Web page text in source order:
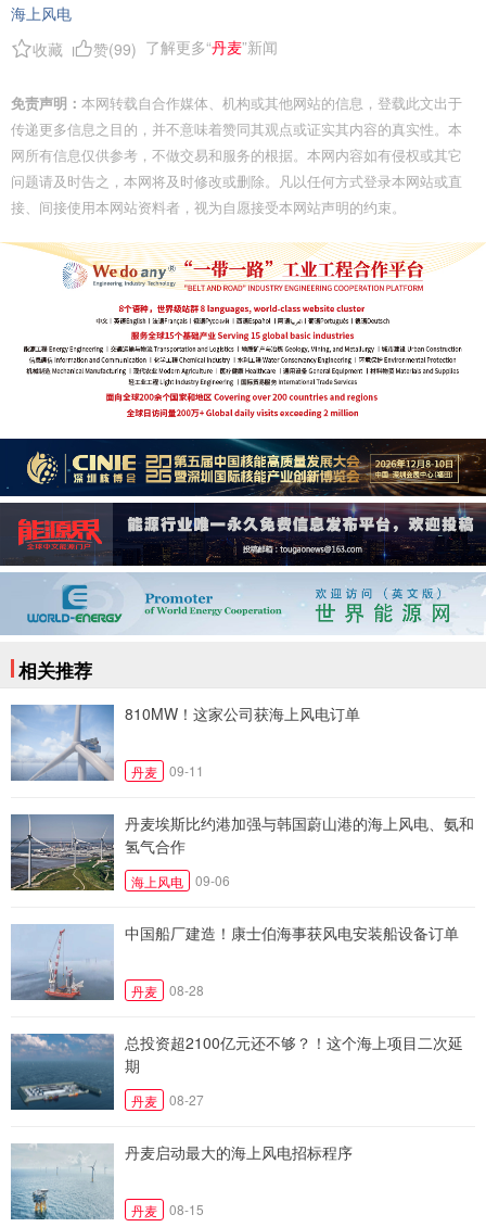
海上风电
收藏
赞(99) 了解更多“丹麦”新闻
免责声明： 本网转载自合作媒体、机构或其他网站的信息，登载此文出于
传递更多信息之目的，并不意味着赞同其观点或证实其内容的真实性。本
网所有信息仅供参考，不做交易和服务的根据。本网内容如有侵权或其它
问题请及时告之，本网将及时修改或删除。凡以任何方式登录本网站或直
接、间接使用本网站资料者，视为自愿接受本网站声明的约束。
相关推荐
810MW！这家公司获海上风电订单
丹麦 09-11
丹麦埃斯比约港加强与韩国蔚山港的海上风电、氨和
氢气合作
海上风电 09-06
中国船厂建造！康士伯海事获风电安装船设备订单
丹麦 08-28
总投资超2100亿元还不够？！这个海上项目二次延
期
丹麦 08-27
丹麦启动最大的海上风电招标程序
丹麦 08-15